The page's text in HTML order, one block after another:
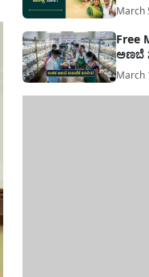
March
Free
ಅಣಬೆ
March